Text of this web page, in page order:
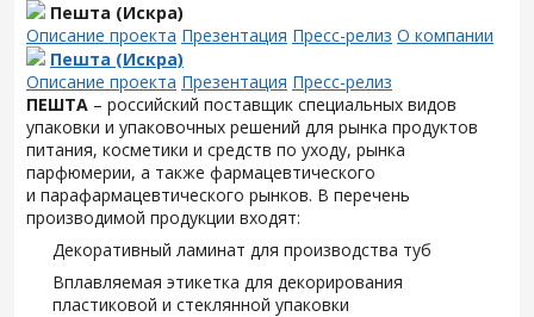
Пешта (Искра)
Описание проекта Презентация Пресс-релиз О компании
Пешта (Искра)
Описание проекта Презентация Пресс-релиз
ПЕШТА – российский поставщик специальных видов
упаковки и упаковочных решений для рынка продуктов
питания, косметики и средств по уходу, рынка
парфюмерии, а также фармацевтического
и парафармацевтического рынков. В перечень
производимой продукции входят:
Декоративный ламинат для производства туб
Вплавляемая этикетка для декорирования
пластиковой и стеклянной упаковки